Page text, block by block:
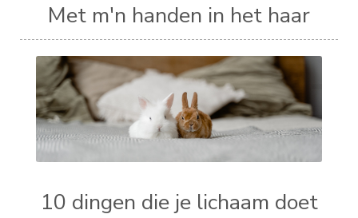
Met m'n handen in het haar
10 dingen die je lichaam doet